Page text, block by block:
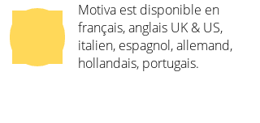
Motiva est disponible en
français, anglais UK & US,
italien, espagnol, allemand,
hollandais, portugais.